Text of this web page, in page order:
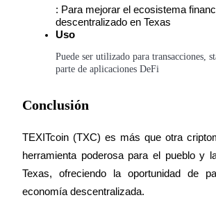
Servicio de préstamos respaldado por
: Para mejorar el ecosistema
descentralizado en Texas
Uso
Puede ser utilizado para transacciones,
parte de aplicaciones DeFi
Conclusión
TEXITcoin (TXC) es más que otra
herramienta poderosa para el pueblo y
Texas, ofreciendo la oportunidad de
economía descentralizada.